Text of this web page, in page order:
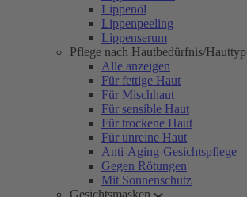
Lippenöl
Lippenpeeling
Lippenserum
Pflege nach Hautbedürfnis/Hauttyp
Alle anzeigen
Für fettige Haut
Für Mischhaut
Für sensible Haut
Für trockene Haut
Für unreine Haut
Anti-Aging-Gesichtspflege
Gegen Rötungen
Mit Sonnenschutz
Gesichtsmasken